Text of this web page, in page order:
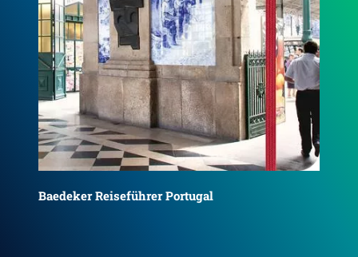
Baedeker SMART Reiseführer Algarve